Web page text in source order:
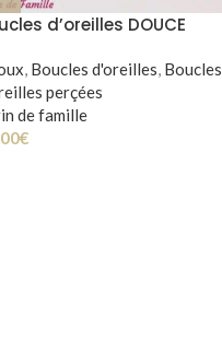
d’oreilles DOUCE
, Boucles d'oreilles, Boucles
perçées
de famille
€